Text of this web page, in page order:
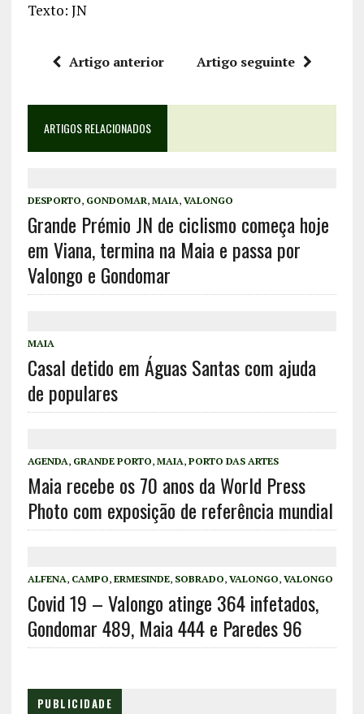
Texto: JN
Artigo anterior Artigo seguinte
ARTIGOS RELACIONADOS
DESPORTO, GONDOMAR, MAIA, VALONGO
Grande Prémio JN de ciclismo começa hoje
em Viana, termina na Maia e passa por
Valongo e Gondomar
MAIA
Casal detido em Águas Santas com ajuda
de populares
AGENDA, GRANDE PORTO, MAIA, PORTO DAS ARTES
Maia recebe os 70 anos da World Press
Photo com exposição de referência mundial
ALFENA, CAMPO, ERMESINDE, SOBRADO, VALONGO, VALONGO
Covid 19 – Valongo atinge 364 infetados,
Gondomar 489, Maia 444 e Paredes 96
PUBLICIDADE